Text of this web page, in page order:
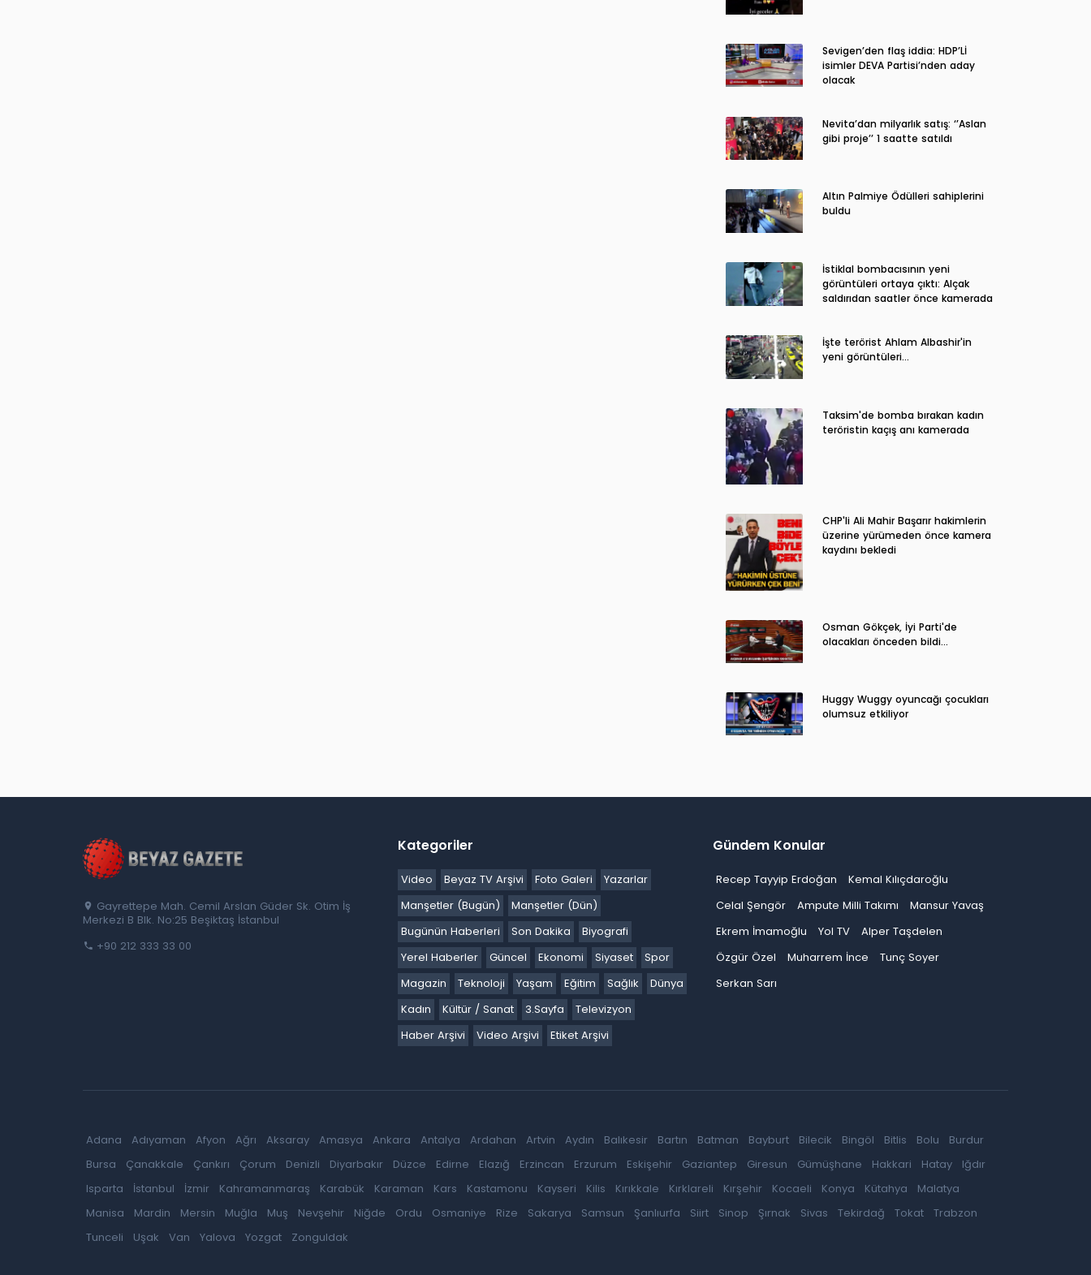
Sevigen’den flaş iddia: HDP’Lİ
isimler DEVA Partisi’nden aday
olacak
Nevita’dan milyarlık satış: ‘’Aslan
gibi proje’’ 1 saatte satıldı
Altın Palmiye Ödülleri sahiplerini
buldu
İstiklal bombacısının yeni
görüntüleri ortaya çıktı: Alçak
saldırıdan saatler önce kamerada
İşte terörist Ahlam Albashir'in
yeni görüntüleri…
Taksim'de bomba bırakan kadın
teröristin kaçış anı kamerada
CHP'li Ali Mahir Başarır hakimlerin
üzerine yürümeden önce kamera
kaydını bekledi
Osman Gökçek, İyi Parti'de
olacakları önceden bildi...
Huggy Wuggy oyuncağı çocukları
olumsuz etkiliyor
Gayrettepe Mah. Cemil Arslan Güder Sk. Otim İş
Merkezi B Blk. No:25 Beşiktaş İstanbul
+90 212 333 33 00
Kategoriler
Video Beyaz TV Arşivi Foto Galeri
Yazarlar
Manşetler (Bugün)
Manşetler (Dün)
Bugünün Haberleri
Son Dakika
Biyografi
Yerel Haberler
Güncel Ekonomi Siyaset
Spor
Magazin
Teknoloji Yaşam Eğitim Sağlık
Dünya
Kadın
Kültür / Sanat 3.Sayfa
Televizyon
Haber Arşivi
Video Arşivi Etiket Arşivi
Gündem Konular
Recep Tayyip Erdoğan
Kemal Kılıçdaroğlu
Celal Şengör
Ampute Milli Takımı
Mansur Yavaş
Ekrem İmamoğlu
Yol TV
Alper Taşdelen
Özgür Özel
Muharrem İnce
Tunç Soyer
Serkan Sarı
Adana Adıyaman Afyon Ağrı Aksaray Amasya Ankara Antalya Ardahan Artvin Aydın Balıkesir Bartın Batman Bayburt Bilecik Bingöl Bitlis Bolu
Burdur
Bursa
Çanakkale Çankırı Çorum Denizli Diyarbakır Düzce Edirne Elazığ Erzincan Erzurum Eskişehir Gaziantep Giresun Gümüşhane Hakkari Hatay
Iğdır
Isparta
İstanbul İzmir Kahramanmaraş Karabük Karaman Kars Kastamonu Kayseri Kilis Kırıkkale Kırklareli Kırşehir Kocaeli Konya Kütahya
Malatya
Manisa
Mardin Mersin Muğla Muş Nevşehir Niğde Ordu Osmaniye Rize Sakarya Samsun Şanlıurfa Siirt Sinop Şırnak Sivas Tekirdağ Tokat
Trabzon
Tunceli
Uşak Van Yalova Yozgat Zonguldak